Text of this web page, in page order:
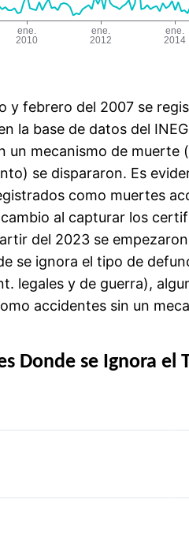
y febrero del 2007 se
la base de datos del
un mecanismo de muerte
se dispararon. Es
como muertes
al capturar los
del 2023 se
se ignora el tipo de
legales y de guerra),
accidentes sin un
Donde se Ignora el